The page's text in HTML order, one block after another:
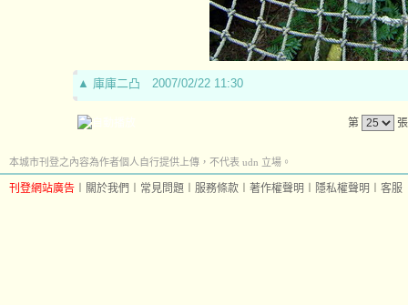
▲ 庫庫二凸 2007/02/22 11:30
第
本城市刊登之內容為作者個人自行提供上傳，不代表 udn 立場。
刊登網站廣告 關於我們 常見問題 服務條款 著作權聲明 隱私權聲明 客服